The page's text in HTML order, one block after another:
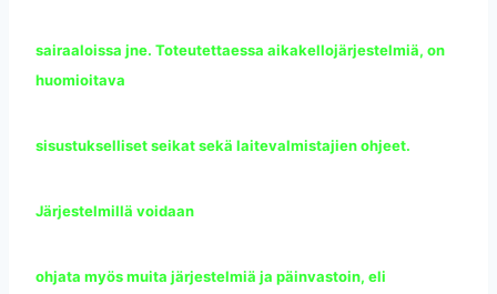
sairaaloissa jne. Toteutettaessa aikakellojärjestelmiä, on
huomioitava
sisustukselliset seikat sekä laitevalmistajien ohjeet.
Järjestelmillä voidaan
ohjata myös muita järjestelmiä ja päinvastoin, eli